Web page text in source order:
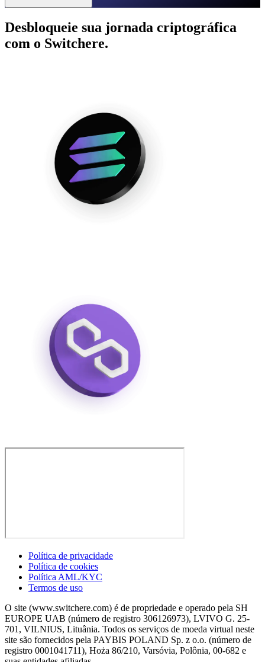
Desbloqueie sua jornada criptográfica
com o Switchere.
Política de privacidade
Política de cookies
Política AML/KYC
Termos de uso
O site (www.switchere.com) é de propriedade e operado pela SH
EUROPE UAB (número de registro 306126973), LVIVO G. 25-
701, VILNIUS, Lituânia. Todos os serviços de moeda virtual neste
site são fornecidos pela PAYBIS POLAND Sp. z o.o. (número de
registro 0001041711), Hoża 86/210, Varsóvia, Polônia, 00-682 e